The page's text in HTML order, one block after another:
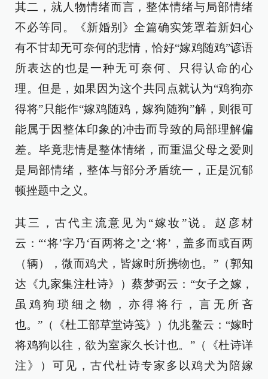
其二，就人物情绪而言，整体情绪与局部情绪
不必等同。《新婚别》全篇确实笼罩着新妇心
有不甘却无可奈何的悲情，恰好“嫁鸡随鸡”谚语
所表达的也是一种无可奈何、只得认命的心
理。但是，如果因为这个共同点就认为“鸡狗亦
得将”只能作“嫁鸡随鸡，嫁狗随狗”解，则很可
能属于因整体印象的冲击而导致的局部理解偏
差。毕竟悲情是整体情绪，而重温父母之爱则
是局部情绪，整体与部分矛盾统一，正是沉郁
顿挫题中之义。
其三，古代主流意见为“嫁妆”说。赵彦材
云：“‘将’字乃‘百两将之’之‘将’，盖多而或百两
（辆），微而鸡犬，皆嫁时所携物也。”（郭知
达《九家集注杜诗》）蔡梦弼云：“女子之嫁，
虽鸡狗琐细之物，亦得将行，言无所吝
也。”（《杜工部草堂诗笺》）仇兆鳌云：“嫁时
将鸡狗以往，欲为室家久长计也。”（《杜诗详
注》）可见，古代杜诗专家多以鸡犬为陪嫁